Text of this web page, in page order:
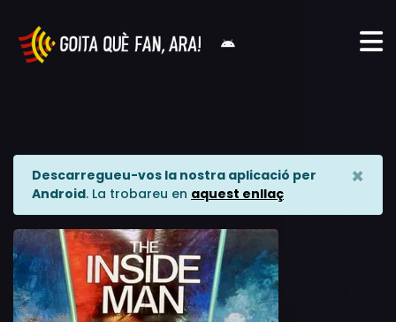
Descarregueu-vos la nostra aplicació per
Android. La trobareu en aquest enllaç
×